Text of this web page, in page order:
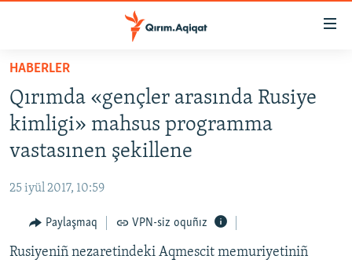
Esas
qaytmaq
Baş
navigatsiyağa
qaytmaq
Qıdıruvğa
qaytmaq
HABERLER
SİYASET
İQTİSADİYAT
MEDENİYET
İNSAN AQLARI
VİDEO
HABERLER
Qırımda «gençler arasında Rusiye
kimligi» mahsus programma
vastasınen şekillene
25 iyül 2017, 10:59
Paylaşmaq VPN-siz oquñız
Rusiyeniñ nezaretindeki Aqmescit memuriyetiniñ